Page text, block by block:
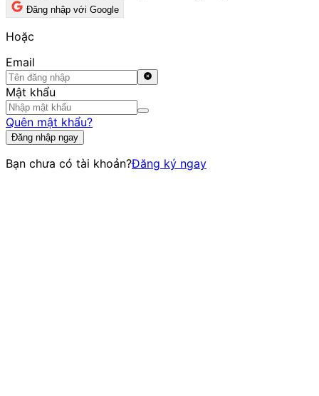
Đăng nhập với Google
Hoặc
Email
Mật khẩu
Quên mật khẩu?
Đăng nhập ngay
Bạn chưa có tài khoản?Đăng ký ngay